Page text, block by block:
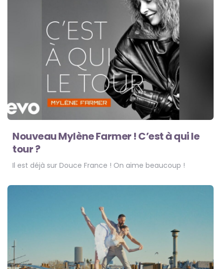
Nouveau Mylène Farmer ! C’est à qui le
tour ?
Il est déjà sur Douce France ! On aime beaucoup !